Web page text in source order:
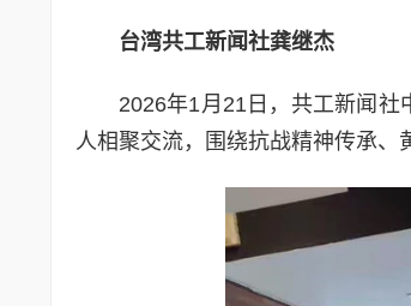
台湾共工新闻社龚继杰
2026年1月21日，共工新闻
人相聚交流，围绕抗战精神传承、